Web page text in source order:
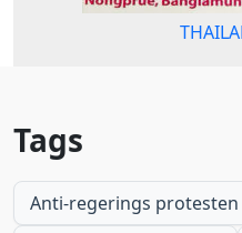
Tags
Anti-regerings protesten